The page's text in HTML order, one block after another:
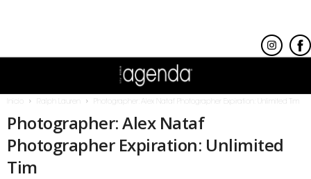
Ralph Lauren Photographer: Alex Nataf Photographer Expiration: Unlimited Tim
Photographer: Alex Nataf
Photographer Expiration: Unlimited
Tim